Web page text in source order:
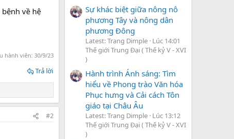
về hệ
hành viên: 30/9/23
Trả lời
#2
Sự khác biệt giữa nông nô
phương Tây và nông dân
phương Đông
Latest: Trang Dimple Lúc 14:01
Thế giới Trung Đại ( Thế kỷ V - XVI
)
Hành trình Ánh sáng: Tìm
hiểu về Phong trào Văn hóa
Phục hưng và Cải cách Tôn
giáo tại Châu Âu
Latest: Trang Dimple Lúc 13:12
Thế giới Trung Đại ( Thế kỷ V - XVI
)